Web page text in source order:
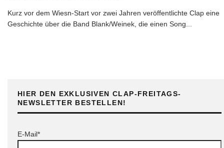
Kurz vor dem Wiesn-Start vor zwei Jahren veröffentlichte Clap eine
Geschichte über die Band Blank/Weinek, die einen Song
HIER DEN EXKLUSIVEN CLAP-FREITAGS-
NEWSLETTER BESTELLEN!
E-Mail*